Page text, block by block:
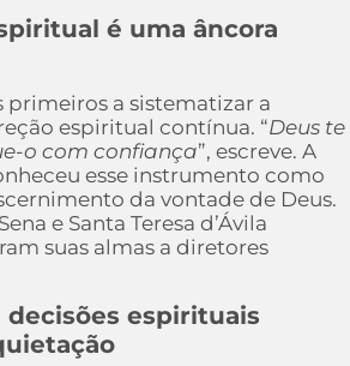
é uma âncora
primeiros a sistematizar a
espiritual contínua. “Deus te
o com confiança”, escreve. A
esse instrumento como
da vontade de Deus.
e Santa Teresa d’Ávila
suas almas a diretores
decisões espirituais